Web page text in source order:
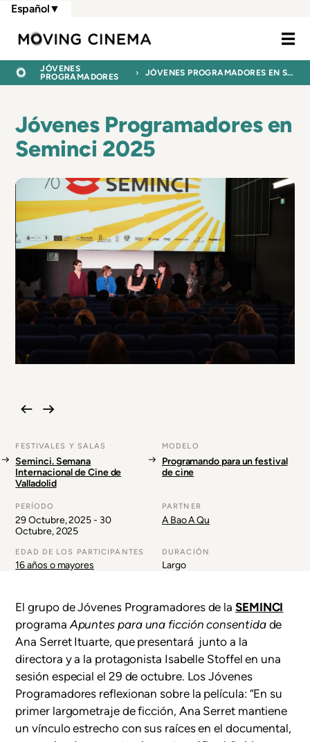
Pasar
contenido
principal
Moving
Español▼
RUTA
DE
INICIO
JÓVENES
PROGRAMADORES
JÓVENES PROGRAMADORES EN SEMINCI 2025
Jóvenes Programadores en
Seminci 2025
FESTIVALES Y SALAS
Seminci. Semana
Internacional de Cine de
Valladolid
MODELO
Programando para un festival
de cine
PERÍODO
29 Octubre, 2025- 30
Octubre, 2025
PARTNER
A Bao A Qu
EDAD DE LOS PARTICIPANTES
16 años o mayores
DURACIÓN
Largo
El grupo de Jóvenes Programadores de la SEMINCI
programaApuntes para una ficción consentida de
Ana Serret Ituarte, que presentará junto a la
directora y a la protagonista Isabelle Stoffel en una
sesión especial el 29 de octubre. Los Jóvenes
Programadores reflexionan sobre la película: “En su
primer largometraje de ficción, Ana Serret mantiene
un vínculo estrecho con sus raíces en el documental,